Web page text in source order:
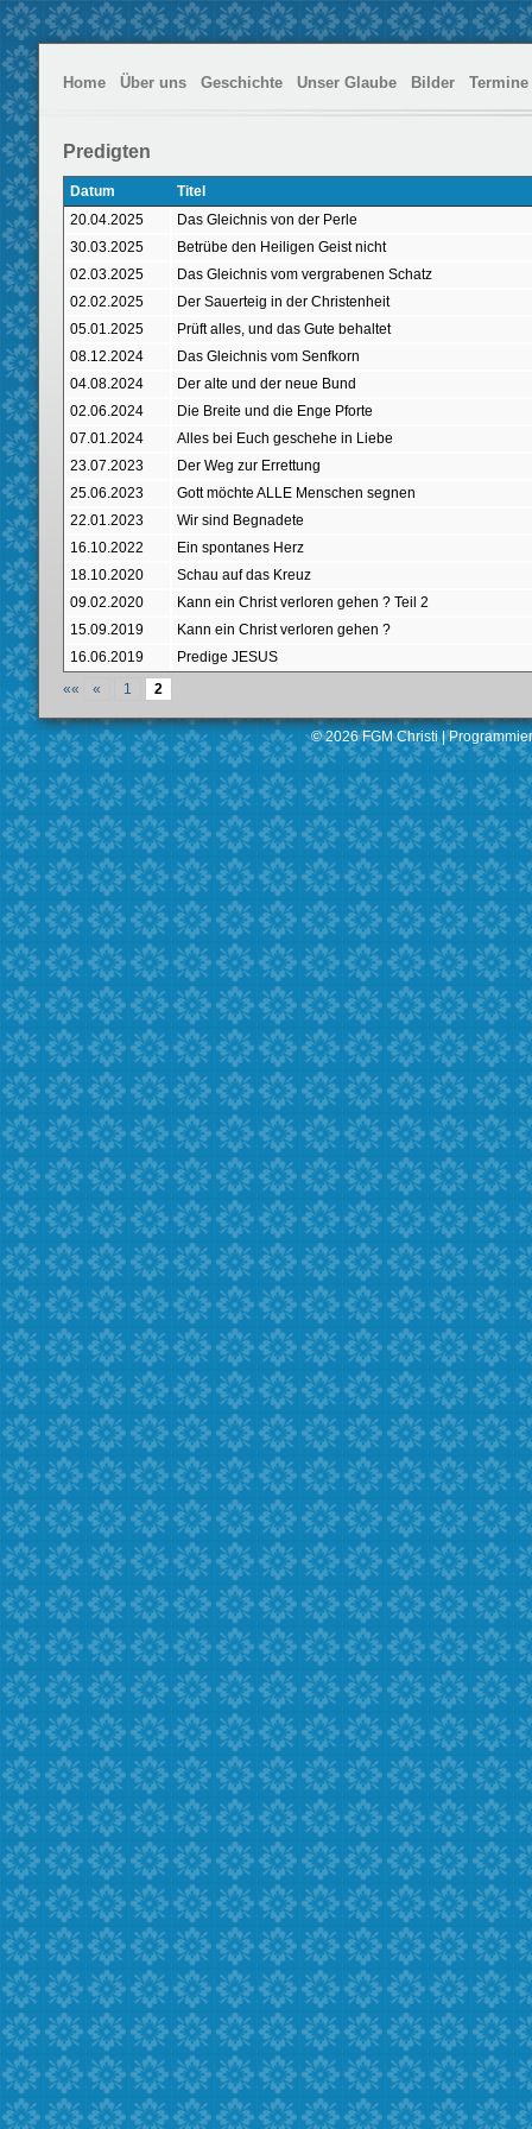
Home Über uns Geschichte Unser Glaube Bilder Termine
Predigten
Datum
Titel
20.04.2025
Das Gleichnis von der Perle
30.03.2025
Betrübe den Heiligen Geist nicht
02.03.2025
Das Gleichnis vom vergrabenen Schatz
02.02.2025
Der Sauerteig in der Christenheit
05.01.2025
Prüft alles, und das Gute behaltet
08.12.2024
Das Gleichnis vom Senfkorn
04.08.2024
Der alte und der neue Bund
02.06.2024
Die Breite und die Enge Pforte
07.01.2024
Alles bei Euch geschehe in Liebe
23.07.2023
Der Weg zur Errettung
25.06.2023
Gott möchte ALLE Menschen segnen
22.01.2023
Wir sind Begnadete
16.10.2022
Ein spontanes Herz
18.10.2020
Schau auf das Kreuz
09.02.2020
Kann ein Christ verloren gehen ? Teil 2
15.09.2019
Kann ein Christ verloren gehen ?
16.06.2019
Predige JESUS
««
« 1 2
© 2026 FGM Christi |